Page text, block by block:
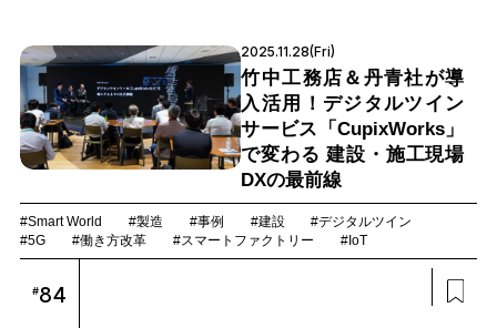
2025.11.28(Fri)
竹中工務店＆丹青社が導
入活用！デジタルツイン
サービス「CupixWorks」
で変わる 建設・施工現場
DXの最前線
#Smart World #製造 #事例 #建設
#デジタルツイン
#5G
#働き方改革 #スマートファクトリー #IoT
#84